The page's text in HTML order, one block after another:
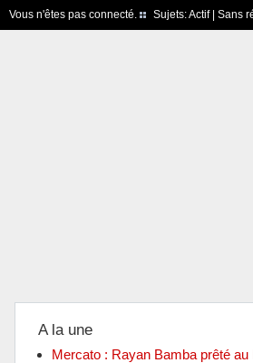
Vous n'êtes pas connecté. Sujets:Actif| Sans
A la une
Mercato : Rayan Bamba prêté au